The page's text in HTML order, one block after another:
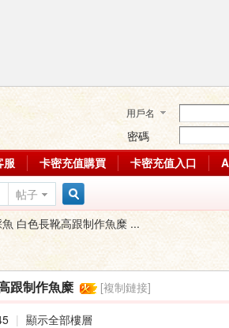
用戶名
密碼
服 卡密充值購買 卡密充值入口
帖子
搜
索
白色長靴高跟制作魚糜 ...
跟制作魚糜 [複制鏈接]
| 顯示全部樓層